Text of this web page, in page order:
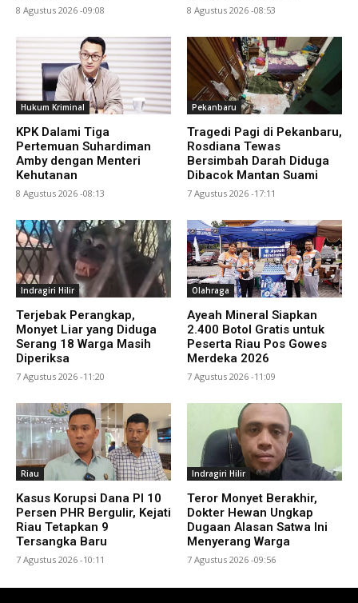
8 Agustus 2026 -09:08 8 Agustus 2026 -08:53
Hukum Kriminal
KPK Dalami Tiga
Pertemuan Suhardiman
Amby dengan Menteri
Kehutanan
8 Agustus 2026 -08:13
Pekanbaru
Tragedi Pagi di Pekanbaru,
Rosdiana Tewas
Bersimbah Darah Diduga
Dibacok Mantan Suami
7 Agustus 2026 -17:11
Indragiri Hilir
Terjebak Perangkap,
Monyet Liar yang Diduga
Serang 18 Warga Masih
Diperiksa
7 Agustus 2026 -11:20
Olahraga
Ayeah Mineral Siapkan
2.400 Botol Gratis untuk
Peserta Riau Pos Gowes
Merdeka 2026
7 Agustus 2026 -11:09
Riau
Kasus Korupsi Dana PI 10
Persen PHR Bergulir, Kejati
Riau Tetapkan 9
Tersangka Baru
7 Agustus 2026 -10:11
Indragiri Hilir
Teror Monyet Berakhir,
Dokter Hewan Ungkap
Dugaan Alasan Satwa Ini
Menyerang Warga
7 Agustus 2026 -09:56